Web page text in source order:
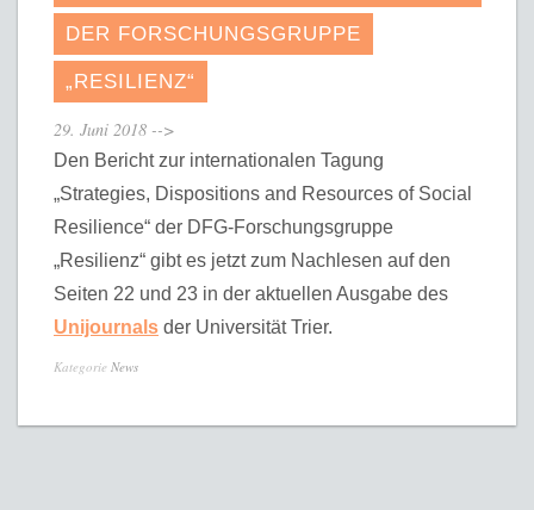
DER FORSCHUNGSGRUPPE
„RESILIENZ“
29. Juni 2018 -->
Den Bericht zur internationalen Tagung
„Strategies, Dispositions and Resources of Social
Resilience“ der DFG-Forschungsgruppe
„Resilienz“ gibt es jetzt zum Nachlesen auf den
Seiten 22 und 23 in der aktuellen Ausgabe des
Unijournals der Universität Trier.
Kategorie News